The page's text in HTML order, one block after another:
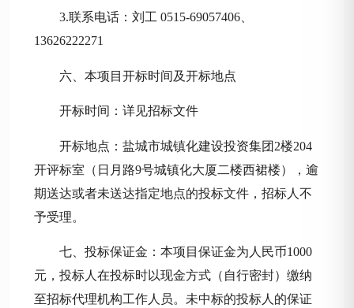
3.联系电话：刘工 0515-69057406、
13626222271
六、本项目开标时间及开标地点
开标时间：详见招标文件
开标地点：盐城市城镇化建设投资集团 2楼204
开评标室（日月路9号城镇化大厦二楼西裙楼），逾
期送达或者未送达指定地点的投标文件，招标人不
予受理。
七、投标保证金：本项目保证金为人民币1000
元，投标人在投标时以现金方式（自行密封）缴纳
至招标代理机构工作人员。未中标的投标人的保证